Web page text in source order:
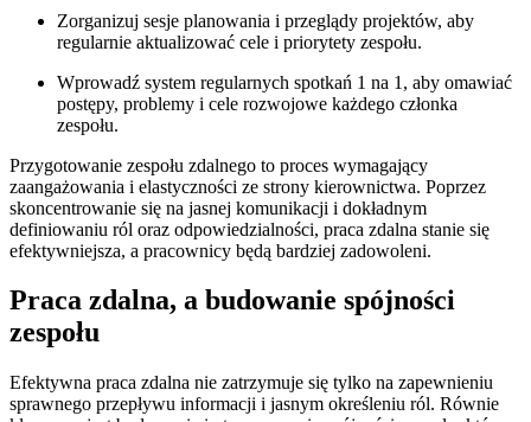
Zorganizuj sesje planowania i przeglądy projektów, aby
regularnie aktualizować cele i priorytety zespołu.
Wprowadź system regularnych spotkań 1 na 1, aby omawiać
postępy, problemy i cele rozwojowe każdego członka
zespołu.
Przygotowanie zespołu zdalnego to proces wymagający
zaangażowania i elastyczności ze strony kierownictwa. Poprzez
skoncentrowanie się na jasnej komunikacji i dokładnym
definiowaniu ról oraz odpowiedzialności, praca zdalna stanie się
efektywniejsza, a pracownicy będą bardziej zadowoleni.
Praca zdalna, a budowanie spójności
zespołu
Efektywna praca zdalna nie zatrzymuje się tylko na zapewnieniu
sprawnego przepływu informacji i jasnym określeniu ról. Równie